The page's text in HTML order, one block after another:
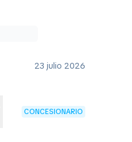
23 julio 2026
CONCESIONARIO